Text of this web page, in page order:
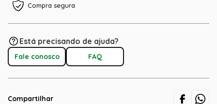
Compra segura
Está precisando de ajuda?
Fale conosco FAQ
Compartilhar